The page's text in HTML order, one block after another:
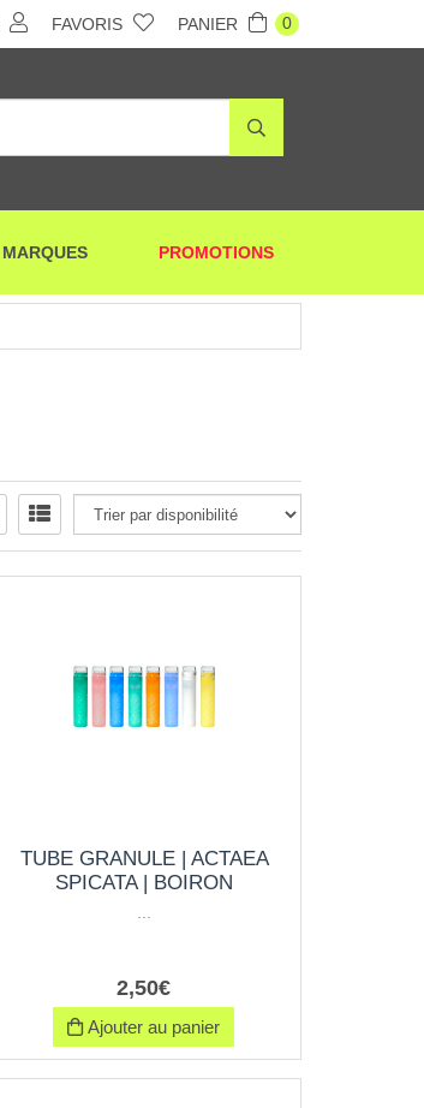
FAVORIS PANIER 0
MARQUES PROMOTIONS
TUBE GRANULE | ACTAEA
SPICATA | BOIRON
2,50€
Ajouter au panier